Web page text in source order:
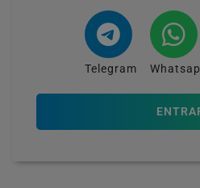
Telegram